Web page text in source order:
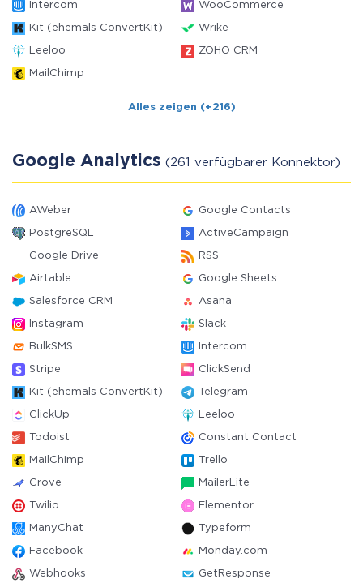
Intercom WooCommerce
Kit (ehemals ConvertKit) Wrike
Leeloo ZOHO CRM
MailChimp
Alles zeigen (+216)
Google Analytics (261 verfügbarer Konnektor)
AWeber Google Contacts
PostgreSQL ActiveCampaign
Google Drive RSS
Airtable Google Sheets
Salesforce CRM Asana
Instagram Slack
BulkSMS Intercom
Stripe ClickSend
Kit (ehemals ConvertKit) Telegram
ClickUp Leeloo
Todoist Constant Contact
MailChimp Trello
Crove MailerLite
Twilio Elementor
ManyChat Typeform
Facebook Monday.com
Webhooks GetResponse